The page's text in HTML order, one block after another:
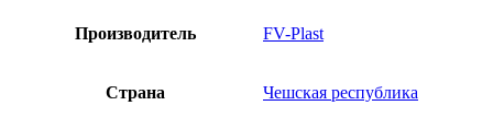
Производитель FV-Plast
Страна Чешская республика